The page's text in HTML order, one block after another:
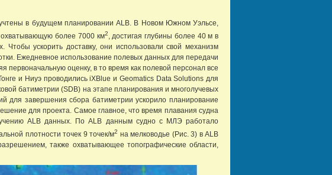
в будущем планировании ALB. В Новом Южном Уэльсе,
охватывающую более 7000 км2, достигая глубины более 40 м в
ускорить доставку, они использовали свой механизм
Ежедневное использование полевых данных для передачи
первоначальную оценку, в то время как полевой персонал все
и Ниуэ проводились iXBlue и Geomatics Data Solutions для
батиметрии (SDB) на этапе планирования и многолучевых
для завершения сбора батиметрии ускорило планирование
для проекта. Самое главное, что время плавания судна
ALB данных. По ALB данным судно с МЛЭ работало
плотности точек 9 точек/м2 на мелководье (Рис. 3) в ALB
также охватывающее топографические области,